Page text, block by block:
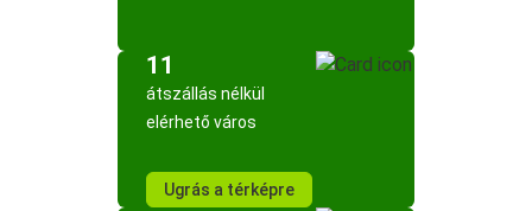
11
átszállás nélkül
elérhető város
Ugrás a térképre